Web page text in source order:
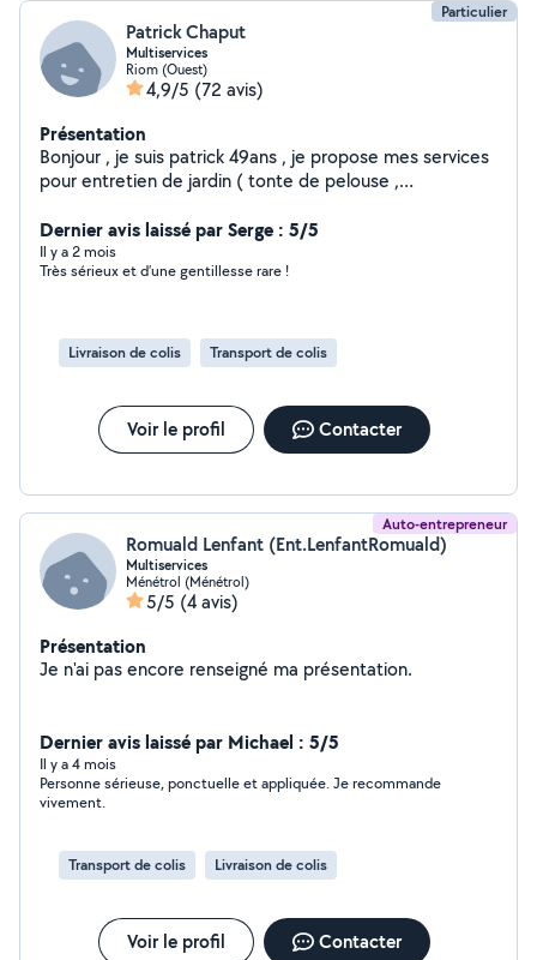
Particulier
Patrick Chaput
Multiservices
Riom (Ouest)
4,9/5 (72 avis)
Présentation
Bonjour , je suis patrick 49ans , je propose mes services
pour entretien de jardin ( tonte de pelouse ,
gravat Transport de colis , meuble etc....
Dernier avis laissé par Serge : 5/5
Il y a 2 mois
Très sérieux et d’une gentillesse rare !
Livraison de colis Transport de colis
Voir le profil Contacter
Auto-entrepreneur
Romuald Lenfant (Ent.LenfantRomuald)
Multiservices
Ménétrol (Ménétrol)
5/5 (4 avis)
Présentation
Je n'ai pas encore renseigné ma présentation.
Dernier avis laissé par Michael : 5/5
Il y a 4 mois
Personne sérieuse, ponctuelle et appliquée. Je recommande
vivement.
Transport de colis Livraison de colis
Voir le profil Contacter